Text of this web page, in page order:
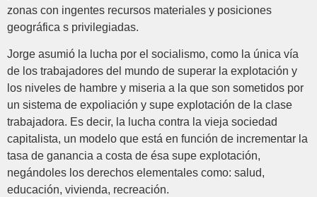
zonas con ingentes recursos materiales y posiciones
geográfica s privilegiadas.
Jorge asumió la lucha por el socialismo, como la única vía
de los trabajadores del mundo de superar la explotación y
los niveles de hambre y miseria a la que son sometidos por
un sistema de expoliación y supe explotación de la clase
trabajadora. Es decir, la lucha contra la vieja sociedad
capitalista, un modelo que está en función de incrementar la
tasa de ganancia a costa de ésa supe explotación,
negándoles los derechos elementales como: salud,
educación, vivienda, recreación.